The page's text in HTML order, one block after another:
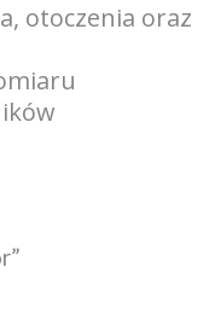
otoczenia oraz